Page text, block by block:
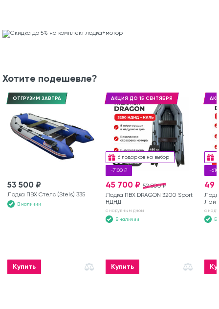
Хотите подешевле?
ОТГРУЗИМ ЗАВТРА
53 500 ₽
Лодка ПВХ Стелс (Stels) 335
В наличии
Купить
6 подарков на выбор
-7100 ₽
АКЦИЯ ДО 15 СЕНТЯБРЯ
52 800 ₽
45 700 ₽
Лодка ПВХ DRAGON 3200 Sport
НДНД
с надувным дном
В наличии
Купить
-
49
с
В